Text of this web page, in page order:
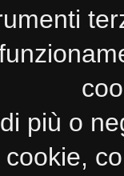
più o
cookie,